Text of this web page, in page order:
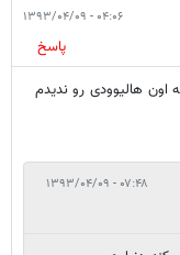
۰۴:۰۶ - ۱۳۹۳/۰۴/۰۹
پاسخ
هالیوودی رو ندیدم
۰۷:۴۸ - ۱۳۹۳/۰۴/۰۹